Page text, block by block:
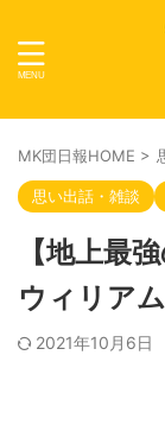
MK団日報HOME >
思い出話・雑談
【地上最
ウィリア
2021年10月6日